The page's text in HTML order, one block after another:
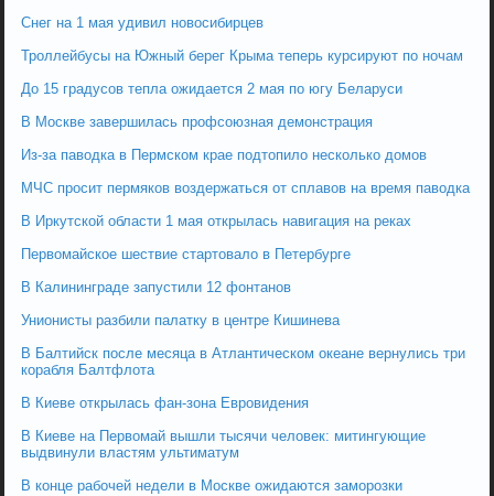
Снег на 1 мая удивил новосибирцев
Троллейбусы на Южный берег Крыма теперь курсируют по ночам
До 15 градусов тепла ожидается 2 мая по югу Беларуси
В Москве завершилась профсоюзная демонстрация
Из-за паводка в Пермском крае подтопило несколько домов
МЧС просит пермяков воздержаться от сплавов на время паводка
В Иркутской области 1 мая открылась навигация на реках
Первомайское шествие стартовало в Петербурге
В Калининграде запустили 12 фонтанов
Унионисты разбили палатку в центре Кишинева
В Балтийск после месяца в Атлантическом океане вернулись три
корабля Балтфлота
В Киеве открылась фан-зона Евровидения
В Киеве на Первомай вышли тысячи человек: митингующие
выдвинули властям ультиматум
В конце рабочей недели в Москве ожидаются заморозки